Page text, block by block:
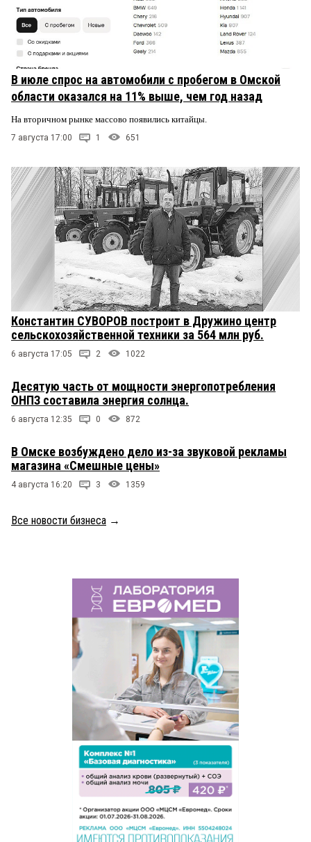
В июле спрос на автомобили с пробегом в Омской
области оказался на 11% выше, чем год назад
На вторичном рынке массово появились китайцы.
7 августа 17:00 1 651
Константин СУВОРОВ построит в Дружино центр
сельскохозяйственной техники за 564 млн руб.
6 августа 17:05 2 1022
Десятую часть от мощности энергопотребления
ОНПЗ составила энергия солнца.
6 августа 12:35 0 872
В Омске возбуждено дело из-за звуковой рекламы
магазина «Смешные цены»
4 августа 16:20 3 1359
Все новости бизнеса →